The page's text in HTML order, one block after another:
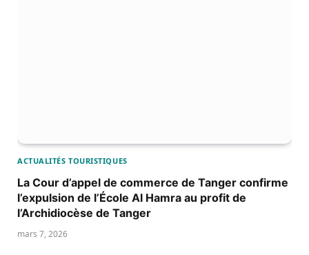
ACTUALITÉS TOURISTIQUES
La Cour d’appel de commerce de Tanger confirme
l’expulsion de l’École Al Hamra au profit de
l’Archidiocèse de Tanger
mars 7, 2026